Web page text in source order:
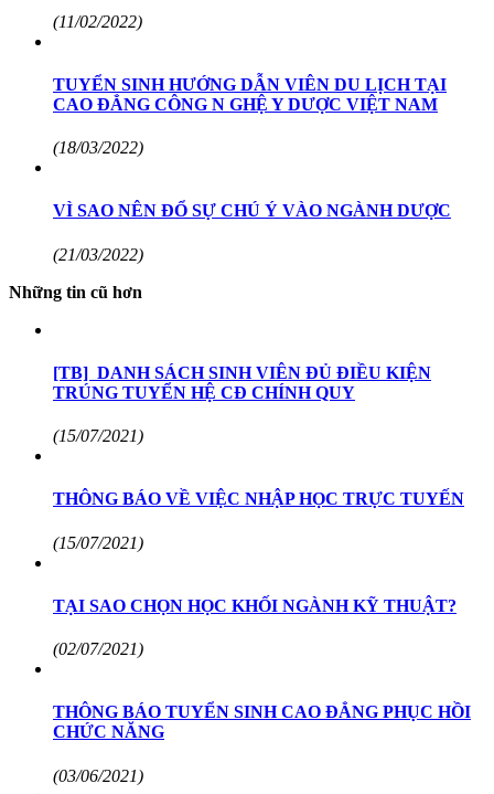
(11/02/2022)
TUYỂN SINH HƯỚNG DẪN VIÊN DU LỊCH TẠI
CAO ĐẲNG CÔNG N GHỆ Y DƯỢC VIỆT NAM
(18/03/2022)
VÌ SAO NÊN ĐỔ SỰ CHÚ Ý VÀO NGÀNH DƯỢC
(21/03/2022)
Những tin cũ hơn
[TB] DANH SÁCH SINH VIÊN ĐỦ ĐIỀU KIỆN
TRÚNG TUYỂN HỆ CĐ CHÍNH QUY
(15/07/2021)
THÔNG BÁO VỀ VIỆC NHẬP HỌC TRỰC TUYẾN
(15/07/2021)
TẠI SAO CHỌN HỌC KHỐI NGÀNH KỸ THUẬT?
(02/07/2021)
THÔNG BÁO TUYỂN SINH CAO ĐẲNG PHỤC HỒI
CHỨC NĂNG
(03/06/2021)